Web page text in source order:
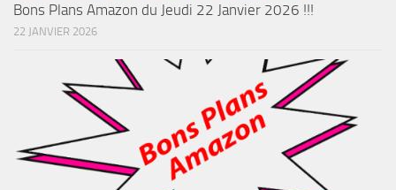
Bons Plans Amazon du Jeudi 22 Janvier 2026 !!!
22 JANVIER 2026